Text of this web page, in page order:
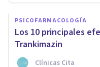
PSICOFARMACOLOGÍA
Los 10 principales
Trankimazin
Clínicas Cita